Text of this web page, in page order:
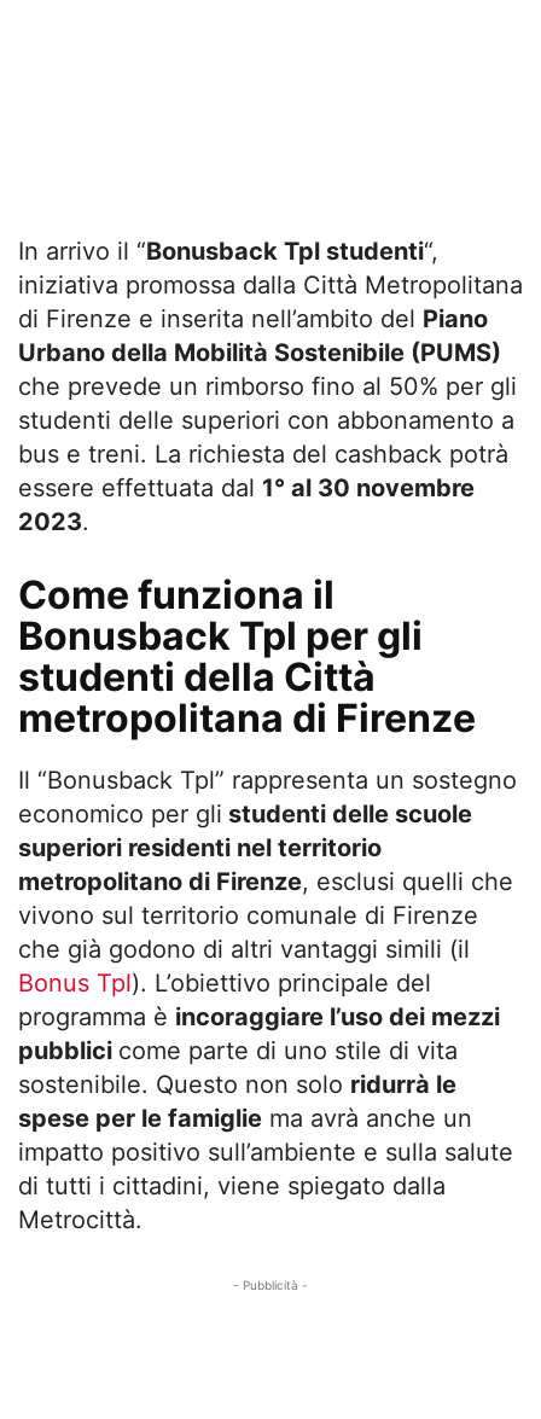
In arrivo il “Bonusback Tpl studenti“,
iniziativa promossa dalla Città Metropolitana
di Firenze e inserita nell’ambito del Piano
Urbano della Mobilità Sostenibile (PUMS)
che prevede un rimborso fino al 50% per gli
studenti delle superiori con abbonamento a
bus e treni. La richiesta del cashback potrà
essere effettuata dal 1° al 30 novembre
2023.
Come funziona il
Bonusback Tpl per gli
studenti della Città
metropolitana di Firenze
Il “Bonusback Tpl” rappresenta un sostegno
economico per gli studenti delle scuole
superiori residenti nel territorio
metropolitano di Firenze, esclusi quelli che
vivono sul territorio comunale di Firenze
che già godono di altri vantaggi simili (il
Bonus Tpl). L’obiettivo principale del
programma è incoraggiare l’uso dei mezzi
pubblici come parte di uno stile di vita
sostenibile. Questo non solo ridurrà le
spese per le famiglie ma avrà anche un
impatto positivo sull’ambiente e sulla salute
di tutti i cittadini, viene spiegato dalla
Metrocittà.
- Pubblicità -